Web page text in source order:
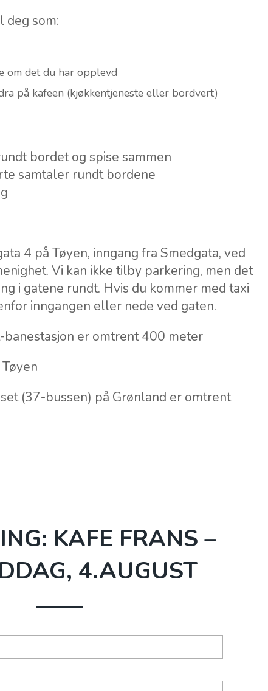
deg som:
om det du har opplevd
på kafeen (kjøkkentjeneste eller bordvert)
bordet og spise sammen
samtaler rundt bordene
4 på Tøyen, inngang fra Smedgata, ved
Vi kan ikke tilby parkering, men det
i gatene rundt. Hvis du kommer med taxi
inngangen eller nede ved gaten.
banestasjon er omtrent 400 meter
(37-bussen) på Grønland er omtrent
KAFE FRANS –
4.AUGUST